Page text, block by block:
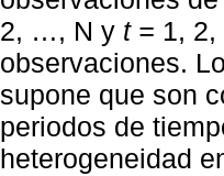
2, …, N y t = 1,
observaciones.
supone que son
periodos de
heterogeneidad